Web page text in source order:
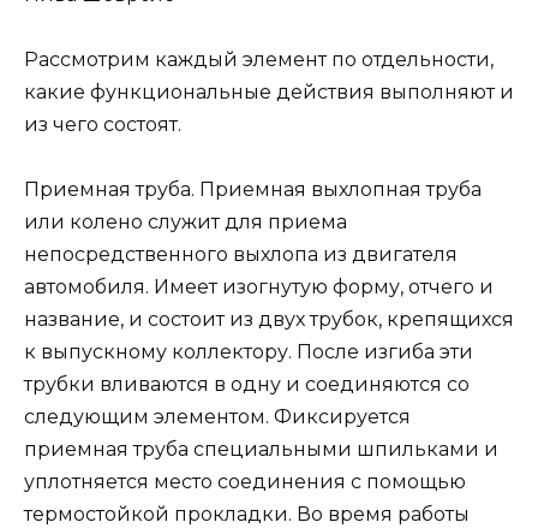
Рассмотрим каждый элемент по отдельности,
какие функциональные действия выполняют и
из чего состоят.
Приемная труба. Приемная выхлопная труба
или колено служит для приема
непосредственного выхлопа из двигателя
автомобиля. Имеет изогнутую форму, отчего и
название, и состоит из двух трубок, крепящихся
к выпускному коллектору. После изгиба эти
трубки вливаются в одну и соединяются со
следующим элементом. Фиксируется
приемная труба специальными шпильками и
уплотняется место соединения с помощью
термостойкой прокладки. Во время работы